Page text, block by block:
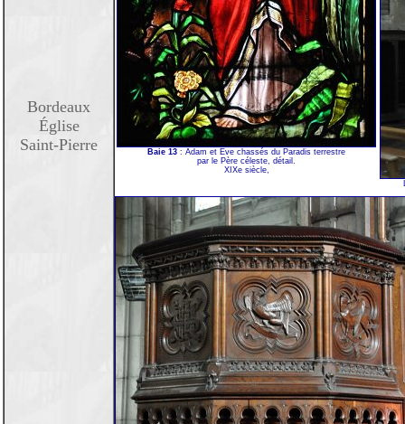
Bordeaux
Église
Saint-Pierre
Baie 13 : Adam et Ève chassés du Paradis terrestre
par le Père céleste, détail.
XIXe siècle,